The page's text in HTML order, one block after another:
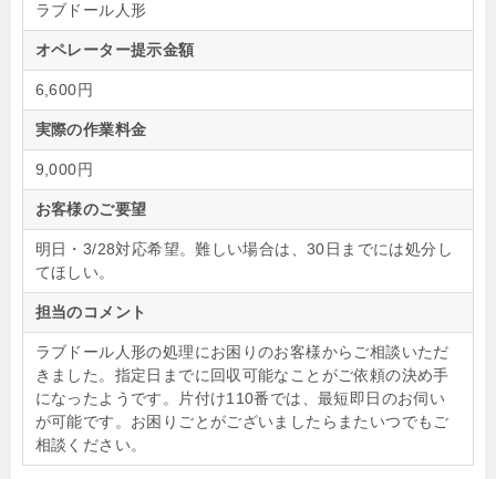
ラブドール人形
オペレーター提示金額
6,600円
実際の作業料金
9,000円
お客様のご要望
明日・3/28対応希望。難しい場合は、30日までには処分し
てほしい。
担当のコメント
ラブドール人形の処理にお困りのお客様からご相談いただ
きました。指定日までに回収可能なことがご依頼の決め手
になったようです。片付け110番では、最短即日のお伺い
が可能です。お困りごとがございましたらまたいつでもご
相談ください。